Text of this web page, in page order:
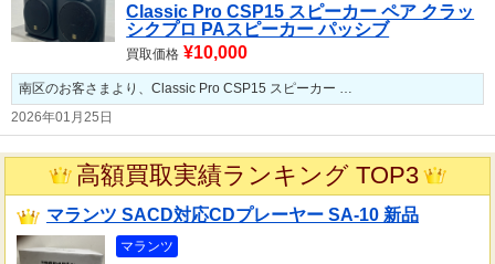
Classic Pro CSP15 スピーカー ペア クラッ
シクプロ PAスピーカー パッシブ
買取価格 ¥10,000
南区のお客さまより、Classic Pro CSP15 スピーカー …
2026年01月25日
高額買取実績ランキング TOP3
マランツ SACD対応CDプレーヤー SA-10 新品
マランツ